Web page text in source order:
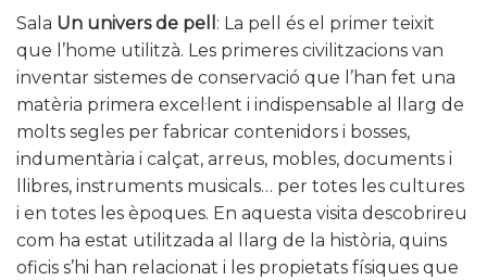
Sala Un univers de pell : La pell és el primer teixit
que l’home utilitzà. Les primeres civilitzacions van
inventar sistemes de conservació que l’han fet una
matèria primera excel·lent i indispensable al llarg de
molts segles per fabricar contenidors i bosses,
indumentària i calçat, arreus, mobles, documents i
llibres, instruments musicals… per totes les cultures
i en totes les èpoques. En aquesta visita descobrireu
com ha estat utilitzada al llarg de la història, quins
oficis s’hi han relacionat i les propietats físiques que